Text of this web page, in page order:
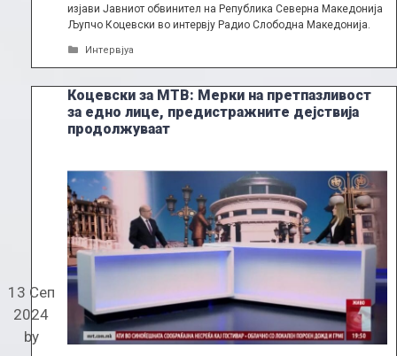
изјави Јавниот обвинител на Република Северна Македонија
Љупчо Коцевски во интервју Радио Слободна Македонија.
Categories
Интервјуа
Коцевски за МТВ: Мерки на претпазливост
за едно лице, предистражните дејствија
продолжуваат
13 Сеп
2024
by